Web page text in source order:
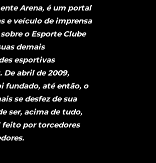
Arena, é um portal
e veículo de imprensa
o Esporte Clube
demais
esportivas
De abril de 2009,
fundado, até então, o
se desfez de sua
ser, acima de tudo,
por torcedores